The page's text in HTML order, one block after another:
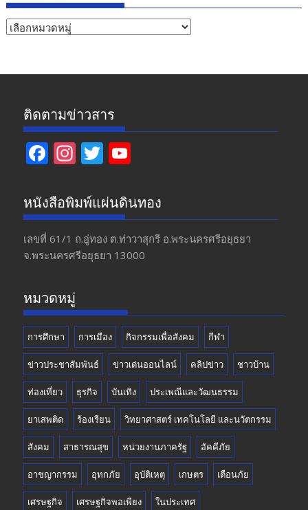
หัวข้อ
ติดตามข่าวสาร
F
e
b
o
o
In
a
gr
a
m
T
itt
er
u
T
u
b
หนังสือพิมพ์แผ่นดินทอง
เลขที่ 61/1 ถ.อู่ทอง​ ต.​ท่าวาสุกรี​ อ.พระนครศรีอยุธยา​
จ.พระนครศรีอยุธยา 13000
หมวดหมู่
การศึกษา การเมือง กิจกรรมเพื่อสังคม กีฬา
ข่าวประชาสัมพันธ์ ข่าวเด่นออนไลน์ คลิปข่าว ชาวบ้าน
ท่องเที่ยว ธุรกิจ บันเทิง ประเพณีและวัฒนธรรม
ยาเสพติด ร้องเรียน วิทยาศาสตร์ เทคโนโลยี และนวัตกรรม
สังคม สาธารณสุข หน่วยงานภาครัฐ อัคคีภัย
อาชญากรรม อุทกภัย อุบัติเหตุ เกษตร เตือนภัย
เศรษฐกิจ เศรษฐกิจพอเพียง ในประเทศ